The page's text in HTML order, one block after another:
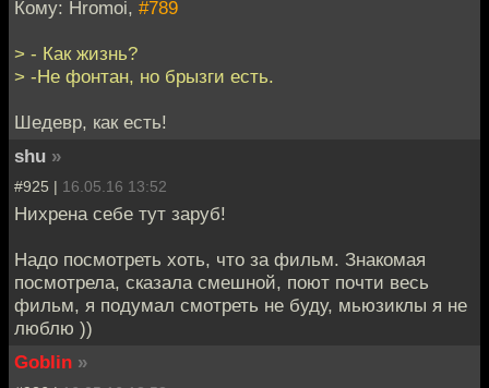
Кому: Hromoi, #789
> - Как жизнь?
> -Не фонтан, но брызги есть.
Шедевр, как есть!
shu »
#925 | 16.05.16 13:52
Нихрена себе тут заруб!
Надо посмотреть хоть, что за фильм. Знакомая
посмотрела, сказала смешной, поют почти весь
фильм, я подумал смотреть не буду, мьюзиклы я не
люблю ))
Goblin »